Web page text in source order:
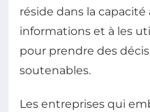
réside dans la capacité
informations et à les
pour prendre des
soutenables.
Les entreprises qui